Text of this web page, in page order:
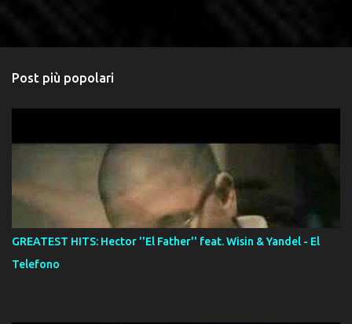
Post più popolari
GREATEST HITS: Hector ''El Father'' feat. Wisin & Yandel - El
Telefono